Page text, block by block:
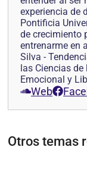
experiencia de
Pontificia
de crecimiento
entrenarme en
Silva -
las Ciencias de
Emocional y
Web
Otros temas